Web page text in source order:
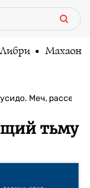
Махаон
Меч,
тьму